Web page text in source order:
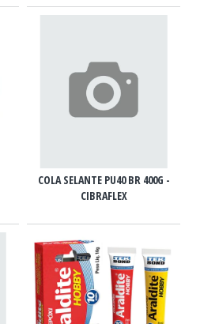
COLA SELANTE PU40 BR 400G -
CIBRAFLEX